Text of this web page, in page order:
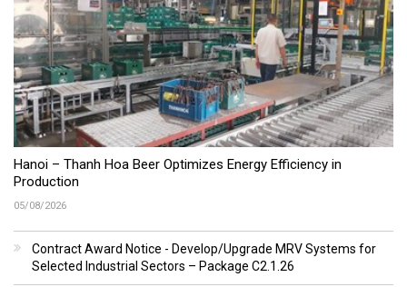
Hanoi – Thanh Hoa Beer Optimizes Energy Efficiency in
Production
05/08/2026
Contract Award Notice - Develop/Upgrade MRV Systems for
Selected Industrial Sectors – Package C2.1.26